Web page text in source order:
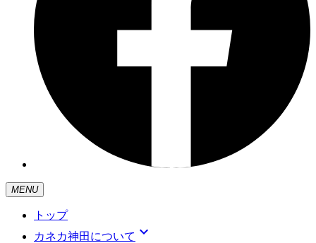
MENU
トップ
カネカ神田について expand_more